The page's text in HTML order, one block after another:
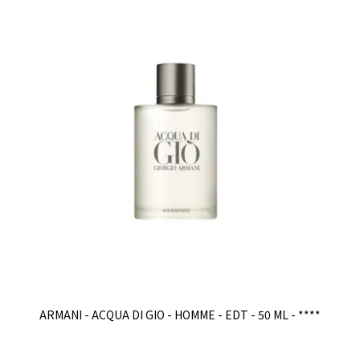
ARMANI - ACQUA DI GIO - HOMME - EDT - 50 ML - ****